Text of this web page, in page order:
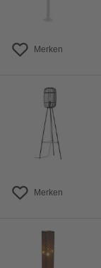
Merken
Merken